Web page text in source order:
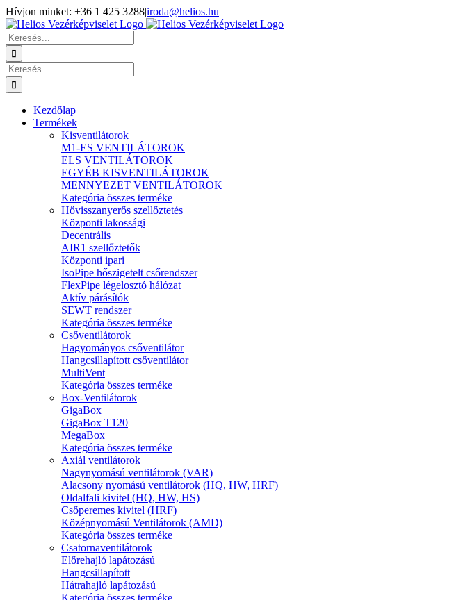
Kihagyás
Hívjon minket: +36 1 425 3288|iroda@helios.hu
YouTube
Facebook
Keresés...
Keresés...
Kezdőlap
Termékek
Kisventilátorok
M1-ES VENTILÁTOROK
ELS VENTILÁTOROK
EGYÉB KISVENTILÁTOROK
MENNYEZET VENTILÁTOROK
Kategória összes terméke
Hővisszanyerős szellőztetés
Központi lakossági
Decentrális
AIR1 szellőztetők
Központi ipari
IsoPipe hőszigetelt csőrendszer
FlexPipe légelosztó hálózat
Aktív párásítók
SEWT rendszer
Kategória összes terméke
Csőventilátorok
Hagyományos csőventilátor
Hangcsillapított csőventilátor
MultiVent
Kategória összes terméke
Box-Ventilátorok
GigaBox
GigaBox T120
MegaBox
Kategória összes terméke
Axiál ventilátorok
Nagynyomású ventilátorok (VAR)
Alacsony nyomású ventilátorok (HQ, HW, HRF)
Oldalfali kivitel (HQ, HW, HS)
Csőperemes kivitel (HRF)
Középnyomású Ventilátorok (AMD)
Kategória összes terméke
Csatornaventilátorok
Előrehajló lapátozású
Hangcsillapított
Hátrahajló lapátozású
Kategória összes terméke